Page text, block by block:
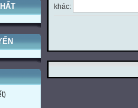
)
khác: